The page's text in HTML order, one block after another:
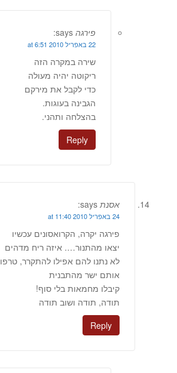
פירגה says:
22 באפריל 2010 at 6:51
שירה במקרה הזה
ריקוטה יהיה מעולה
כדי לקבל את מירקם
הגבינה בעוגות.
בהצלחה ותהני.
Reply
אסנת says:
24 באפריל 2010 at 11:40
פירגה יקרה, הקרואסונים עכשיו
יצאו מהתנור…. איזה ריח מדהים
לא נתנו להם אפילו להתקרר, טרפו
אותם ישר מהתבנית
קיבלו מחמאות בלי סוף!
תודה, תודה ושוב תודה
Reply